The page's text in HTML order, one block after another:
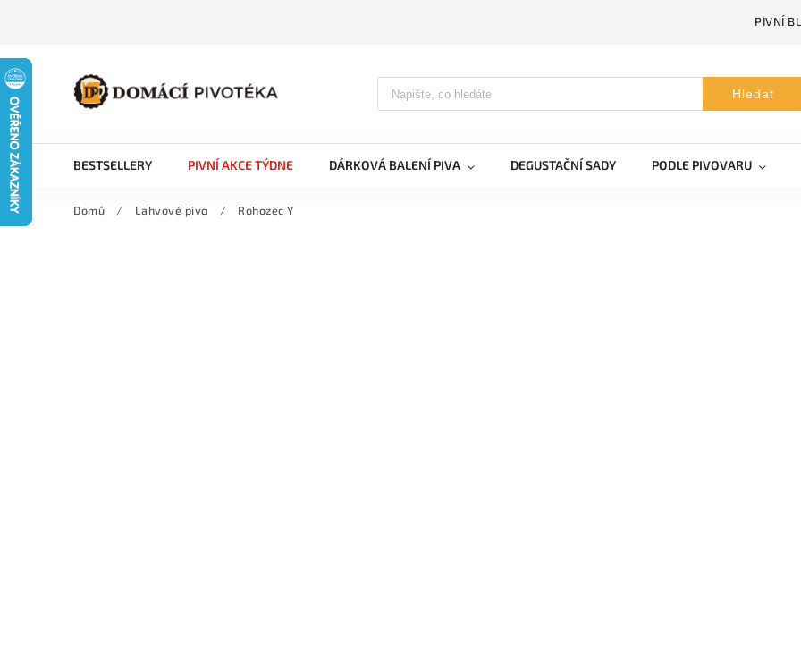
PIVNÍ
Hledat
BESTSELLERY PIVNÍ AKCE TÝDNE DÁRKOVÁ BALENÍ PIVA DEGUSTAČNÍ SADY PODLE PIVOVARU
Domů / Lahvové pivo / Rohozec Y